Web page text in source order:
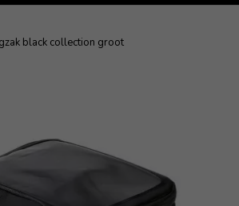
black collection groot